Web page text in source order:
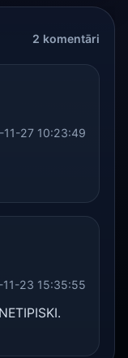
2 komentāri
27 10:23:49
23 15:35:55